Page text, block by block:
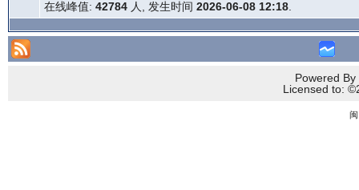
在线峰值: 42784人, 发生时间 2026-06-08 12:18.
Powered
Licensed to: